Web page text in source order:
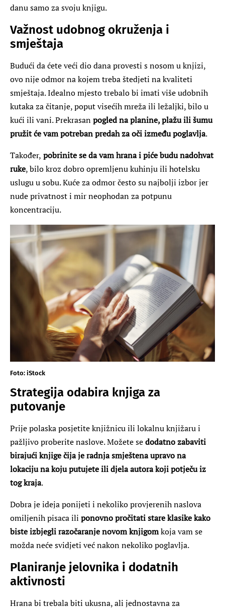
danu samo za svoju knjigu.
Važnost udobnog okruženja i
smještaja
Budući da ćete veći dio dana provesti s nosom u knjizi,
ovo nije odmor na kojem treba štedjeti na kvaliteti
smještaja. Idealno mjesto trebalo bi imati više udobnih
kutaka za čitanje, poput visećih mreža ili ležaljki, bilo u
kući ili vani. Prekrasanpogled na planine, plažu ili šumu
pružit će vam potreban predah za oči između poglavlja.
Također, pobrinite se da vam hrana i piće budu nadohvat
ruke, bilo kroz dobro opremljenu kuhinju ili hotelsku
uslugu u sobu. Kuće za odmor često su najbolji izbor jer
nude privatnost i mir neophodan za potpunu
koncentraciju.
Foto: iStock
Strategija odabira knjiga za
putovanje
Prije polaska posjetite knjižnicu ili lokalnu knjižaru i
pažljivo proberite naslove. Možete sedodatno zabaviti
birajući knjige čija je radnja smještena upravo na
lokaciju na koju putujete ili djela autora koji potječu iz
tog kraja.
Dobra je ideja ponijeti i nekoliko provjerenih naslova
omiljenih pisaca ili ponovno pročitati stare klasike kako
biste izbjegli razočaranje novom knjigomkoja vam se
možda neće svidjeti već nakon nekoliko poglavlja.
Planiranje jelovnika i dodatnih
aktivnosti
Hrana bi trebala biti ukusna, ali jednostavna za